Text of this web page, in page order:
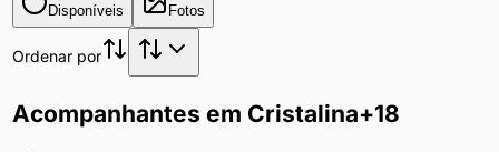
Disponíveis Fotos
Ordenar por
Acompanhantes em Cristalina+18